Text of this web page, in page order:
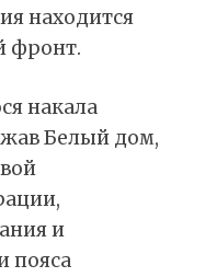
находится
фронт.
накала
Белый дом,
и
пояса